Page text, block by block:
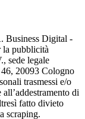
Business Digital -
la pubblicità
sede legale
20093 Cologno
trasmessi e/o
di
fatto divieto
scraping.